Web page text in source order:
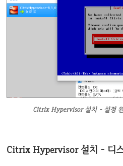
Citrix Hypervisor 설치 - 설정
Citrix Hypervisor 설치 - 디